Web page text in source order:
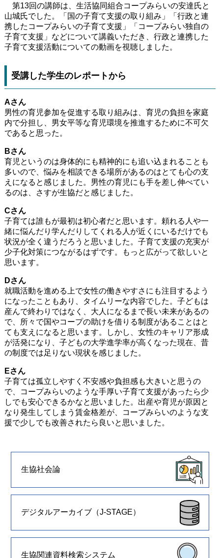
第13回の講師は、生活協同組合コープみらいの安達氏と
山城氏でした。「国の子育て支援の取り組み」「行政と連
携したコープみらいの子育て支援」「コープみらい独自の
子育て支援」などについて講義いただき、行政と連携した
子育て支援活動についての動画を視聴しました。
受講した学生のレポートから
Aさん
男性の育児参加を促進する取り組みは、育児の負担を家庭
内で分担し、男女平等な育児環境を推進するために不可欠
であると思った。
Bさん
育児というのは身体的にも精神的にも追い込まれることも
多いので、悩みを相談できる場所があるのはとても心の支
えになると感じました。男性の育児にも手を差し伸べてい
るのは、さすが生協だと感じました。
Cさん
子育ては誰もが最初は初心者だと思います。頼れる人や一
緒に悩んだり学んだりしてくれる人が近くにいるだけでも
状況が全く違うだろうと思いました。子育て支援の充実が
少子化対策につながるはずです。もっと広がって欲しいと
思います。
Dさん
就職活動を進める上で女性の働きやすさにも注目するよう
になったこともあり、タイムリーな内容でした。子どもは
産んで終わりではなく、大人になるまで長い未来があるの
で、所々で国やコープの助けを借りる制度があることはと
ても支えになると思います。しかし、女性のキャリア形成
が活発になり、子どもの大学進学率が高くなった現在、昔
の制度では足りない現状を感じました。
Eさん
子育ては孤立しやすく不安感や負担感も大きいと思うの
で、コープみらいのような手厚い子育て支援があったら少
しでも安心できるかなと思いました。出産や育児が原因と
なり発生してしまう賃金格差が、コープみらいのような支
援で少しでも改善されたら良いと思いました。
生協社会論
デジタルアーカイブ（J-STAGE）
生協関連資料検索システム